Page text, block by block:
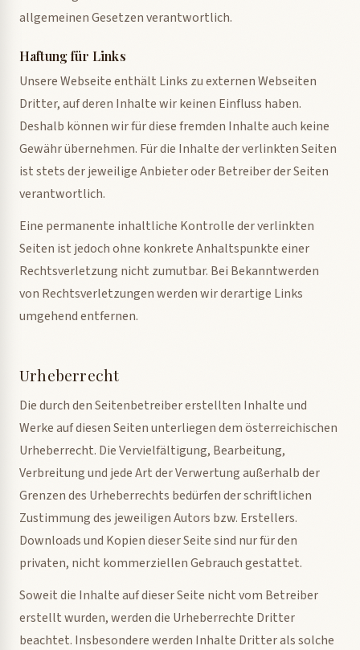
allgemeinen Gesetzen verantwortlich.
Haftung für Links
Unsere Webseite enthält Links zu externen Webseiten
Dritter, auf deren Inhalte wir keinen Einfluss haben.
Deshalb können wir für diese fremden Inhalte auch keine
Gewähr übernehmen. Für die Inhalte der verlinkten Seiten
ist stets der jeweilige Anbieter oder Betreiber der Seiten
verantwortlich.
Eine permanente inhaltliche Kontrolle der verlinkten
Seiten ist jedoch ohne konkrete Anhaltspunkte einer
Rechtsverletzung nicht zumutbar. Bei Bekanntwerden
von Rechtsverletzungen werden wir derartige Links
umgehend entfernen.
Urheberrecht
Die durch den Seitenbetreiber erstellten Inhalte und
Werke auf diesen Seiten unterliegen dem österreichischen
Urheberrecht. Die Vervielfältigung, Bearbeitung,
Verbreitung und jede Art der Verwertung außerhalb der
Grenzen des Urheberrechts bedürfen der schriftlichen
Zustimmung des jeweiligen Autors bzw. Erstellers.
Downloads und Kopien dieser Seite sind nur für den
privaten, nicht kommerziellen Gebrauch gestattet.
Soweit die Inhalte auf dieser Seite nicht vom Betreiber
erstellt wurden, werden die Urheberrechte Dritter
beachtet. Insbesondere werden Inhalte Dritter als solche